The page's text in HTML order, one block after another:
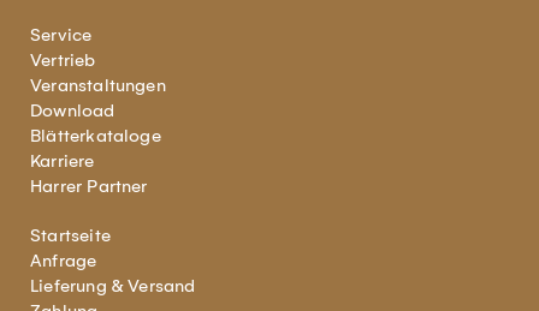
Service
Vertrieb
Veranstaltungen
Download
Blätterkataloge
Karriere
Harrer Partner
Startseite
Anfrage
Lieferung & Versand